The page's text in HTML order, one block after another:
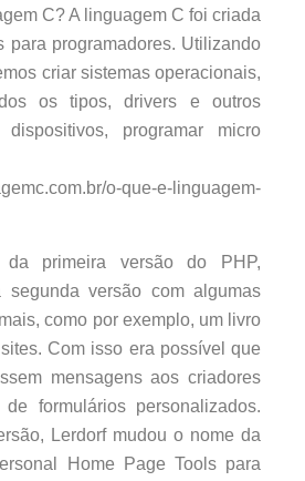
C? A linguagem C foi criada
para programadores. Utilizando
criar sistemas operacionais,
os tipos, drivers e outros
programar micro
o-que-e-linguagem-
primeira versão do PHP,
segunda versão com algumas
como por exemplo, um livro
Com isso era possível que
mensagens aos criadores
formulários personalizados.
Lerdorf mudou o nome da
Home Page Tools para